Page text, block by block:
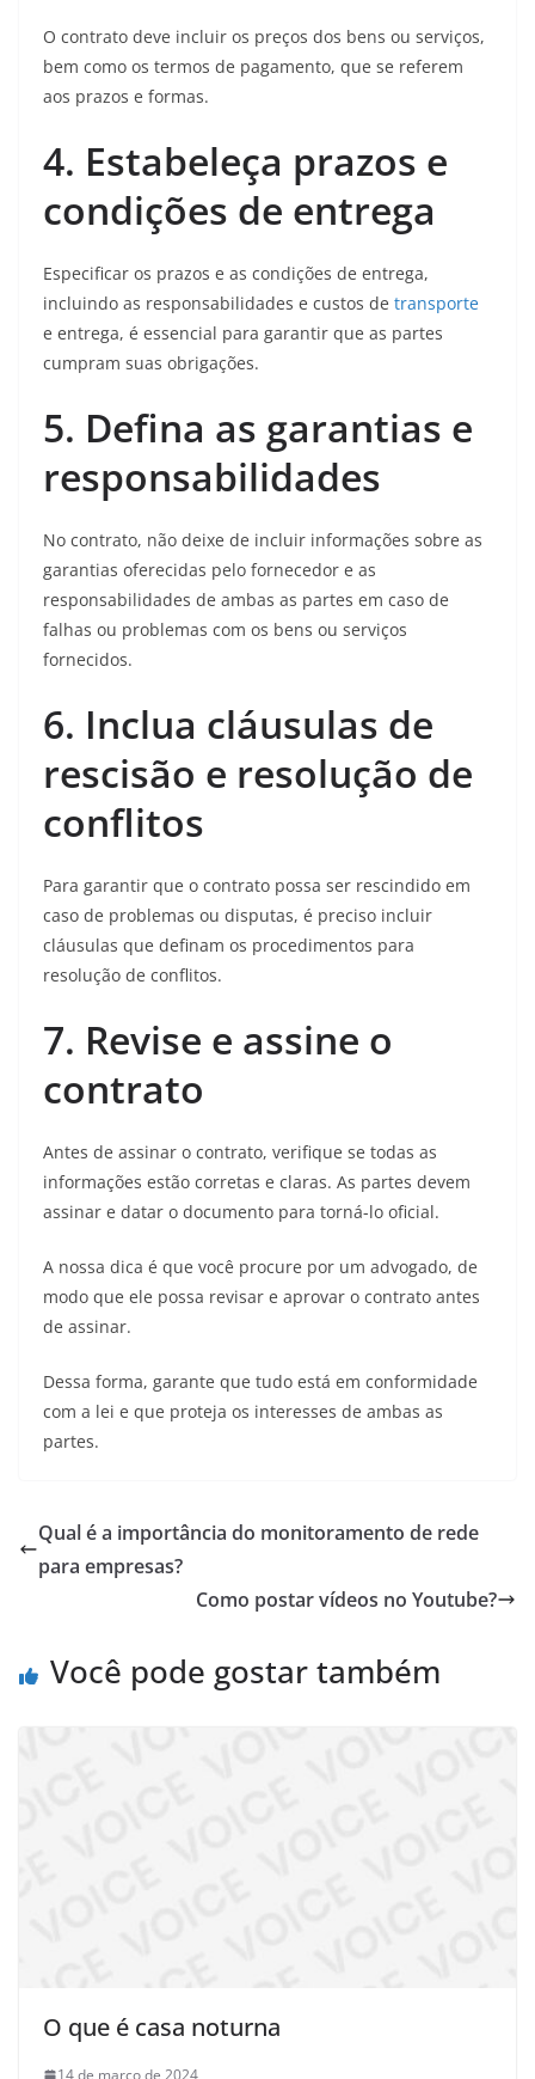
O contrato deve incluir os preços dos bens ou serviços,
bem como os termos de pagamento, que se referem
aos prazos e formas.
4. Estabeleça prazos e
condições de entrega
Especificar os prazos e as condições de entrega,
incluindo as responsabilidades e custos de transporte
e entrega, é essencial para garantir que as partes
cumpram suas obrigações.
5. Defina as garantias e
responsabilidades
No contrato, não deixe de incluir informações sobre as
garantias oferecidas pelo fornecedor e as
responsabilidades de ambas as partes em caso de
falhas ou problemas com os bens ou serviços
fornecidos.
6. Inclua cláusulas de
rescisão e resolução de
conflitos
Para garantir que o contrato possa ser rescindido em
caso de problemas ou disputas, é preciso incluir
cláusulas que definam os procedimentos para
resolução de conflitos.
7. Revise e assine o
contrato
Antes de assinar o contrato, verifique se todas as
informações estão corretas e claras. As partes devem
assinar e datar o documento para torná-lo oficial.
A nossa dica é que você procure por um advogado, de
modo que ele possa revisar e aprovar o contrato antes
de assinar.
Dessa forma, garante que tudo está em conformidade
com a lei e que proteja os interesses de ambas as
partes.
Qual é a importância do monitoramento de rede
para empresas?
Como postar vídeos no Youtube?
Você pode gostar também
O que é casa noturna